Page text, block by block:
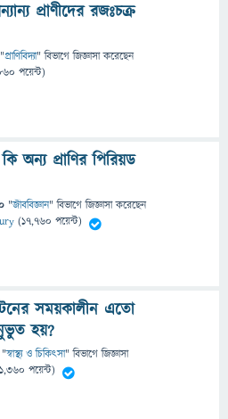
প্রাণীদের রজঃচক্র
"প্রাণিবিদ্যা" বিভাগে জিজ্ঞাসাকরেছেন
পয়েন্ট)
অন্য প্রাণির পিরিয়ড
"জীববিজ্ঞান" বিভাগে জিজ্ঞাসাকরেছেন
(17,760 পয়েন্ট)
সময়কালীন এতো
হয়?
"স্বাস্থ্য ও চিকিৎসা" বিভাগে জিজ্ঞাসা
পয়েন্ট)